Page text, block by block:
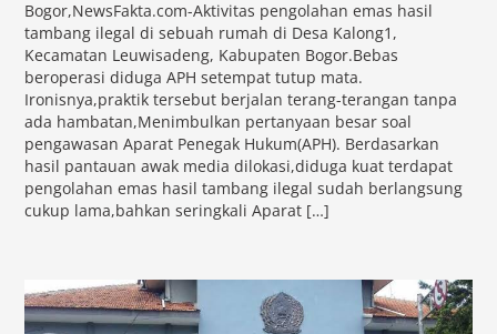
Bogor,NewsFakta.com-Aktivitas pengolahan emas hasil
tambang ilegal di sebuah rumah di Desa Kalong1,
Kecamatan Leuwisadeng, Kabupaten Bogor.Bebas
beroperasi diduga APH setempat tutup mata.
Ironisnya,praktik tersebut berjalan terang-terangan tanpa
ada hambatan,Menimbulkan pertanyaan besar soal
pengawasan Aparat Penegak Hukum(APH). Berdasarkan
hasil pantauan awak media dilokasi,diduga kuat terdapat
pengolahan emas hasil tambang ilegal sudah berlangsung
cukup lama,bahkan seringkali Aparat […]